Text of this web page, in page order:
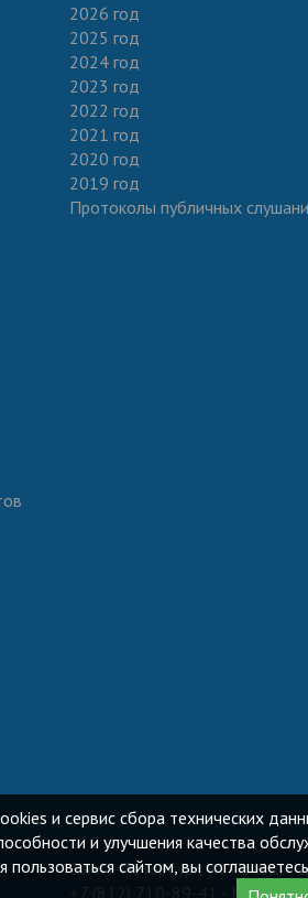
2026 год
2025 год
2024 год
2023 год
2022 год
2021 год
2020 год
2019 год
Протоколы публичных
Санкт-Петербург, ул. Правды,
+7 (812) 710-89-41 -
и сервис сбора технических
и улучшения качества
сайтом, вы